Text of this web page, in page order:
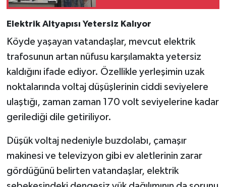
Elektrik Altyapısı Yetersiz Kalıyor
Köyde yaşayan vatandaşlar, mevcut elektrik
trafosunun artan nüfusu karşılamakta yetersiz
kaldığını ifade ediyor. Özellikle yerleşimin uzak
noktalarında voltaj düşüşlerinin ciddi seviyelere
ulaştığı, zaman zaman 170 volt seviyelerine kadar
gerilediği dile getiriliyor.
Düşük voltaj nedeniyle buzdolabı, çamaşır
makinesi ve televizyon gibi ev aletlerinin zarar
gördüğünü belirten vatandaşlar, elektrik